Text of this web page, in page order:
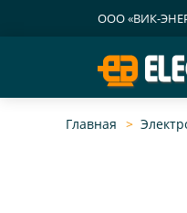
ООО «ВИК-
Главная